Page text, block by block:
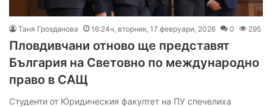
Таня Грозданова 16:24ч, вторник, 17 февруари, 2026 0 295
Пловдивчани отново ще представят
България на Световно по международно
право в САЩ
Студенти от Юридическия факултет на ПУ спечелиха